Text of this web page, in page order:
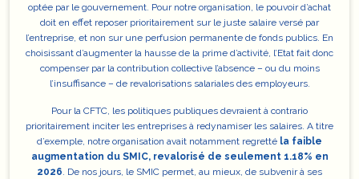
optée par le gouvernement. Pour notre organisation, le pouvoir d’achat
doit en effet reposer prioritairement sur le juste salaire versé par
l’entreprise, et non sur une perfusion permanente de fonds publics. En
choisissant d’augmenter la hausse de la prime d’activité, l’Etat fait donc
compenser par la contribution collective l’absence – ou du moins
l’insuffisance – de revalorisations salariales des employeurs.
Pour la CFTC, les politiques publiques devraient à contrario
prioritairement inciter les entreprises à redynamiser les salaires. A titre
d’exemple, notre organisation avait notamment regretté la faible
augmentation du SMIC, revalorisé de seulement 1.18% en
2026. De nos jours, le SMIC permet, au mieux, de subvenir à ses